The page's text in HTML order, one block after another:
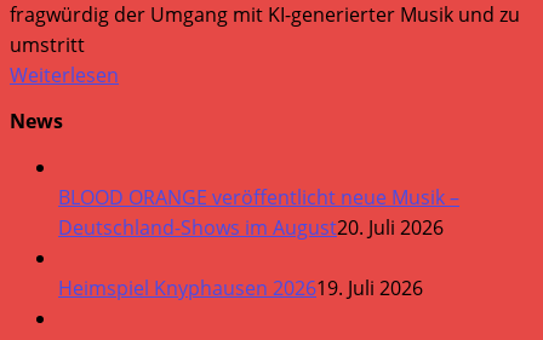
fragwürdig der Umgang mit KI-generierter Musik und zu
umstritt
Weiterlesen
News
BLOOD ORANGE veröffentlicht neue Musik –
Deutschland-Shows im August20. Juli 2026
Heimspiel Knyphausen 202619. Juli 2026